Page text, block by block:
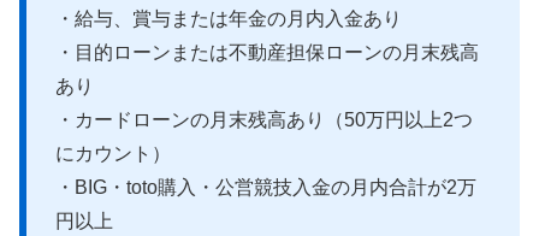
・給与、賞与または年金の月内入金あり
・目的ローンまたは不動産担保ローンの月末残高
あり
・カードローンの月末残高あり（50万円以上2つ
にカウント）
・BIG・toto購入・公営競技入金の月内合計が2万
円以上